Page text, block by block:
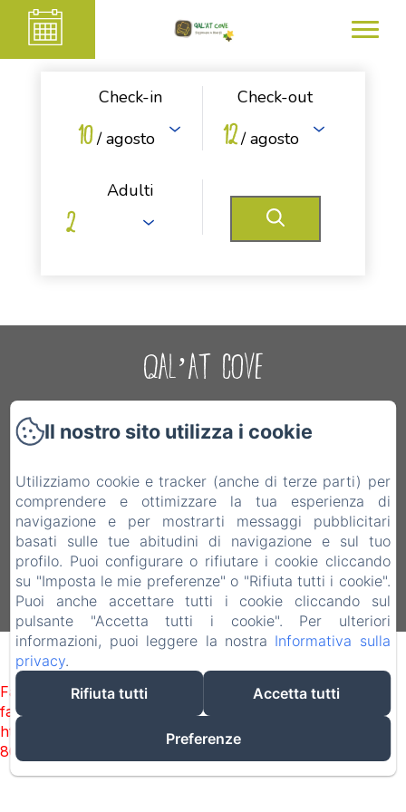
Check-in
10 / agosto
Check-out
12 / agosto
Adulti
QAL’AT COVE
Via John F. Kennedy, 16, 93100 Caltanissetta
CL, Caltanissetta CL, 93100, Italia
+39 3936846279
+39 328-6590308 | +39 0934-21734
Funziona con Amenitiz
Failed to load BookingEngine/index: Loading chunk 2698
failed. (missing:
https://d1cmur5l0xva3h.cloudfront.net/packs/2698-
8080975d3316b4b3-fe2dec0bd67fe3fe.js)
Il nostro sito utilizza i cookie
Utilizziamo cookie e tracker (anche di terze parti) per
comprendere e ottimizzare la tua esperienza di
navigazione e per mostrarti messaggi pubblicitari
basati sulle tue abitudini di navigazione e sul tuo
profilo. Puoi configurare o rifiutare i cookie cliccando
su "Imposta le mie preferenze" o "Rifiuta tutti i cookie".
Puoi anche accettare tutti i cookie cliccando sul
pulsante "Accetta tutti i cookie". Per ulteriori
informazioni, puoi leggere la nostra Informativa sulla
privacy.
Rifiuta tutti
Accetta tutti
Preferenze